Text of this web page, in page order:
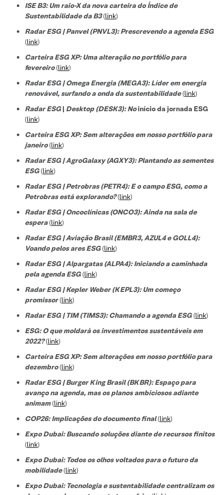
ISE B3: Um raio-X da nova carteira do Índice de
Sustentabilidade da B3(link)
Radar ESG | Panvel (PNVL3): Prescrevendo a agenda ESG
(link)
Carteira ESG XP: Uma alteração no portfólio para
fevereiro(link)
Radar ESG | Omega Energia (MEGA3): Líder em energia
renovável, surfando a onda da sustentabilidade(link)
Radar ESG| Desktop (DESK3): Noinício da jornada ESG
(link)
Carteira ESG XP: Sem alterações em nosso portfólio para
janeiro(link)
Radar ESG | AgroGalaxy (AGXY3): Plantando as sementes
ESG(link)
Radar ESG | Petrobras (PETR4): E o campo ESG, como a
Petrobras está explorando?(link)
Radar ESG | Oncoclínicas (ONCO3): Ainda na sala de
espera(link)
Radar ESG | Aviação Brasil (EMBR3, AZUL4 e GOLL4):
Voando pelos ares ESG(link)
Radar ESG | Alpargatas (ALPA4): Iniciando a caminhada
pela agenda ESG(link)
Radar ESG | Kepler Weber (KEPL3): Um começo
promissor(link)
Radar ESG | TIM (TIMS3): Chamando a agenda ESG(link)
ESG: O que moldará os investimentos sustentáveis em
2022?(link)
Carteira ESG XP: Sem alterações em nosso portfólio para
dezembro(link)
Radar ESG | Burger King Brasil (BKBR): Espaço para
avanço na agenda, mas os planos ambiciosos adiante
animam(link)
COP26: Implicações do documento final(link)
Expo Dubai: Buscando soluções diante de recursos finitos
(link)
Expo Dubai: Todos os olhos voltados para o futuro da
mobilidade(link)
Expo Dubai: Tecnologia e sustentabilidade centralizam os